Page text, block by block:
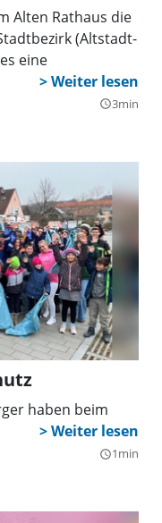
Alten Rathaus die
(Altstadt-
eine
query_builder3min
haben beim
query_builder1min